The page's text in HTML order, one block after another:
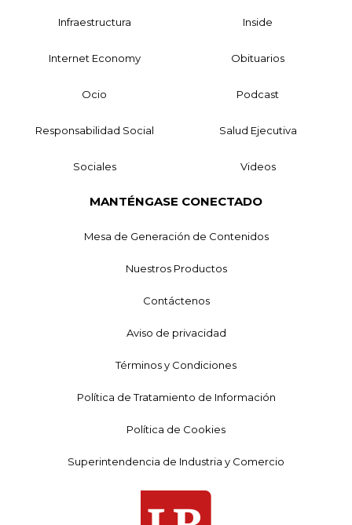
Infraestructura Inside
Internet Economy Obituarios
Ocio Podcast
Responsabilidad Social Salud Ejecutiva
Sociales Videos
MANTÉNGASE CONECTADO
Mesa de Generación de Contenidos
Nuestros Productos
Contáctenos
Aviso de privacidad
Términos y Condiciones
Política de Tratamiento de Información
Política de Cookies
Superintendencia de Industria y Comercio